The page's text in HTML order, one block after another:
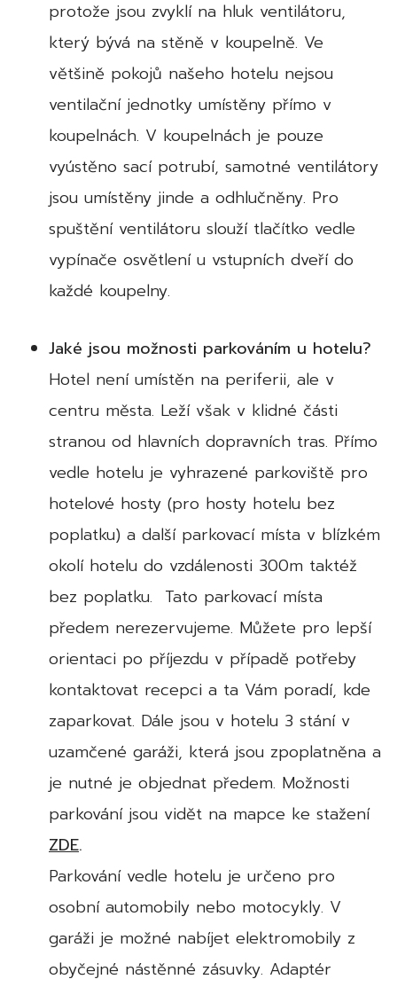
protože jsou zvyklí na hluk ventilátoru,
který bývá na stěně v koupelně. Ve
většině pokojů našeho hotelu nejsou
ventilační jednotky umístěny přímo v
koupelnách. V koupelnách je pouze
vyústěno sací potrubí, samotné ventilátory
jsou umístěny jinde a odhlučněny. Pro
spuštění ventilátoru slouží tlačítko vedle
vypínače osvětlení u vstupních dveří do
každé koupelny.
Jaké jsou možnosti parkováním u hotelu?
Hotel není umístěn na periferii, ale v
centru města. Leží však v klidné části
stranou od hlavních dopravních tras. Přímo
vedle hotelu je vyhrazené parkoviště pro
hotelové hosty (pro hosty hotelu bez
poplatku) a další parkovací místa v blízkém
okolí hotelu do vzdálenosti 300m taktéž
bez poplatku. Tato parkovací místa
předem nerezervujeme. Můžete pro lepší
orientaci po příjezdu v případě potřeby
kontaktovat recepci a ta Vám poradí, kde
zaparkovat. Dále jsou v hotelu 3 stání v
uzamčené garáži, která jsou zpoplatněna a
je nutné je objednat předem. Možnosti
parkování jsou vidět na mapce ke stažení
ZDE.
Parkování vedle hotelu je určeno pro
osobní automobily nebo motocykly. V
garáži je možné nabíjet elektromobily z
obyčejné nástěnné zásuvky. Adaptér